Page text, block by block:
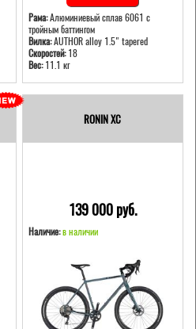
Рама:Алюминиевый сплав 6061 с
тройным баттингом
Вилка:AUTHOR alloy 1.5" tapered
Скоростей:18
Вес:11.1 кг
RONIN XC
139 000 pуб.
Наличие: в наличии